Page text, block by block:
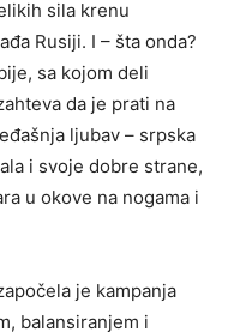
sila krenu
Rusiji. I – šta onda?
sa kojom deli
da je prati na
ljubav – srpska
i svoje dobre strane,
u okove na nogama i
je kampanja
balansiranjem i